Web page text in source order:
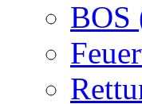
BOS